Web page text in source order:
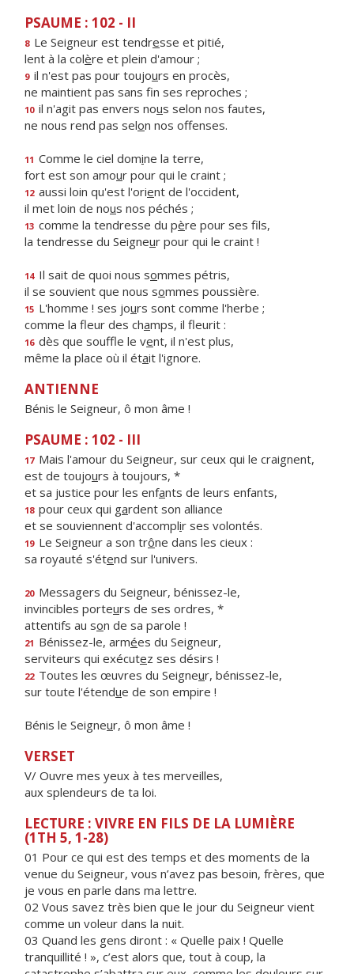
PSAUME : 102 - II
8 Le Seigneur est tendresse et pitié,
lent à la colère et plein d'amour ;
9 il n'est pas pour toujours en procès,
ne maintient pas sans fn ses reproches ;
10 il n'agit pas envers nous selon nos fautes,
ne nous rend pas selon nos offenses.
11 Comme le ciel domine la terre,
fort est son amour pour qui le craint ;
12 aussi loin qu'est l'orient de l'occident,
il met loin de nous nos péchés ;
13 comme la tendresse du père pour ses fils,
la tendresse du Seigneur pour qui le craint !
14 Il sait de quoi nous sommes pétris,
il se souvient que nous sommes poussière.
15 L'homme ! ses jours sont comme l'herbe ;
comme la fleur des champs, il fleurit :
16 dès que souffle le vent, il n'est plus,
même la place où il était l'ignore.
ANTIENNE
Bénis le Seigneur, ô mon âme !
PSAUME : 102 - III
17 Mais l'amour du Seigneur, sur ceux qui le craignent,
est de toujours à toujours, *
et sa justice pour les enfants de leurs enfants,
18 pour ceux qui gardent son alliance
et se souviennent d'accomplir ses volontés.
19 Le Seigneur a son trône dans les cieux :
sa royauté s'étend sur l'univers.
20 Messagers du Seigneur, bénissez-le,
invincibles porteurs de ses ordres, *
attentifs au son de sa parole !
21 Bénissez-le, armées du Seigneur,
serviteurs qui exécutez ses désirs !
22 Toutes les œuvres du Seigneur, bénissez-le,
sur toute l'étendue de son empire !
Bénis le Seigneur, ô mon âme !
VERSET
V/ Ouvre mes yeux à tes merveilles,
aux splendeurs de ta loi.
LECTURE : VIVRE EN FILS DE LA LUMIÈRE
(1TH 5, 1-28)
01 Pour ce qui est des temps et des moments de la
venue du Seigneur, vous n’avez pas besoin, frères, que
je vous en parle dans ma lettre.
02 Vous savez très bien que le jour du Seigneur vient
comme un voleur dans la nuit.
03 Quand les gens diront : « Quelle paix ! Quelle
tranquillité ! », c’est alors que, tout à coup, la